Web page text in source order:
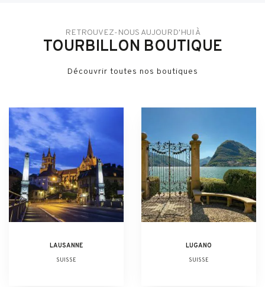
RETROUVEZ-NOUS AUJOURD'HUI À
TOURBILLON BOUTIQUE
Découvrir toutes nos boutiques
LAUSANNE
SUISSE
LUGANO
SUISSE